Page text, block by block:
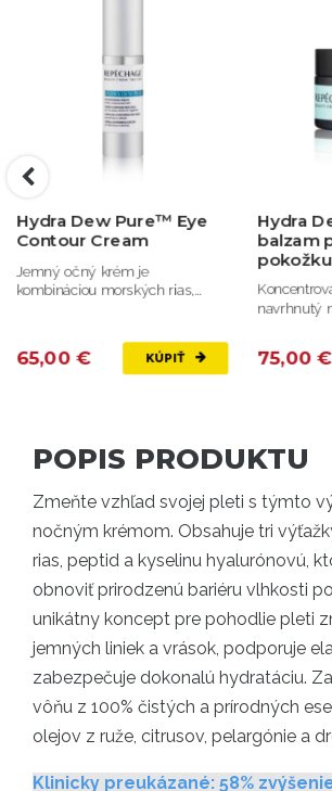
Hydra Dew Pure™ Eye
Contour Cream
Jemný očný krém je
kombináciou morských rias,
65,00 € KÚPIŤ
Hydra
balzam
pokožku
navrhnutý
75,00 €
POPIS PRODUKTU
Zmeňte vzhľad svojej pleti s týmto
nočným krémom. Obsahuje tri
rias, peptid a kyselinu hyalurónovú,
obnoviť prirodzenú bariéru vlhkosti
unikátny koncept pre pohodlie pleti
jemných liniek a vrások, podporuje
zabezpečuje dokonalú hydratáciu.
vôňu z 100% čistých a prírodných
olejov z ruže, citrusov, pelargónie a
Klinicky preukázané: 58%